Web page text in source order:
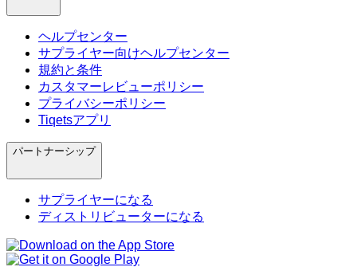
ヘルプセンター
サプライヤー向けヘルプセンター
規約と条件
カスタマーレビューポリシー
プライバシーポリシー
Tiqetsアプリ
パートナーシップ
サプライヤーになる
ディストリビューターになる